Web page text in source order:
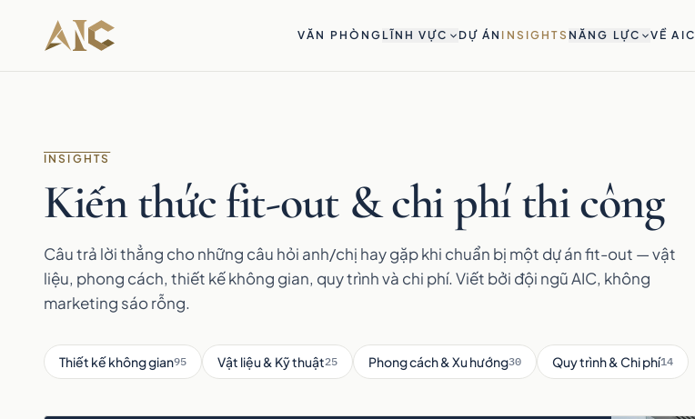
Bỏ qua tới nội dung
VĂN PHÒNG LĨNH VỰC DỰ ÁN INSIGHTS NĂNG LỰC VỀ AIC
INSIGHTS
Kiến thức fit-out & chi phí thi công
Câu trả lời thẳng cho những câu hỏi anh/chị hay gặp khi chuẩn bị một dự án fit-out — vật
liệu, phong cách, thiết kế không gian, quy trình và chi phí. Viết bởi đội ngũ AIC, không
marketing sáo rỗng.
Thiết kế không gian95 Vật liệu & Kỹ thuật25 Phong cách & Xu hướng30 Quy trình & Chi phí14